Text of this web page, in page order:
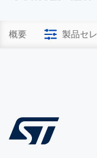
概要 製品セ